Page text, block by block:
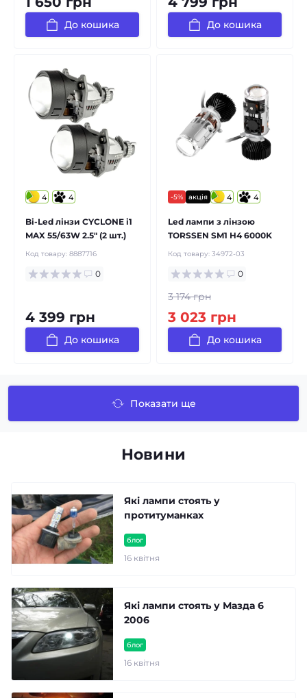
До кошика До кошика
4 4
Bi-Led лінзи CYCLONE i1
MAX 55/63W 2.5" (2 шт.)
Код товару: 8887716
0
4 399 грн
До кошика
-5% акція 4 4
Led лампи з лінзою
TORSSEN SM1 H4 6000K
Код товару: 34972-03
0
3 174 грн
3 023 грн
До кошика
Показати ще
Новини
блог
16 квітня
Які лампи стоять у
протитуманках
блог
16 квітня
Які лампи стоять у Мазда 6
2006